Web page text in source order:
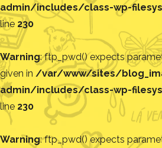
admin/includes/class-wp-
line 230
Warning: ftp_pwd() expects
given in /var/www/sites/
admin/includes/class-wp-
line 230
Warning: ftp_pwd() expects